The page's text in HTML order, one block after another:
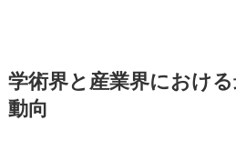
学術界と産業界におけ
動向